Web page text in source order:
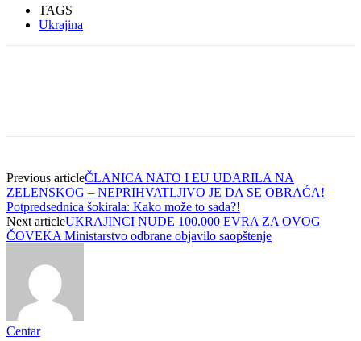
TAGS
Ukrajina
Previous articleČLANICA NATO I EU UDARILA NA
ZELENSKOG – NEPRIHVATLJIVO JE DA SE OBRAĆA!
Potpredsednica šokirala: Kako može to sada?!
Next articleUKRAJINCI NUDE 100.000 EVRA ZA OVOG
ČOVEKA Ministarstvo odbrane objavilo saopštenje
Centar